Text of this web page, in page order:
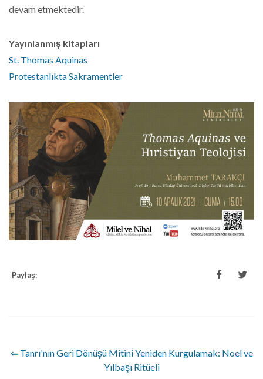
devam etmektedir.
Yayınlanmış kitapları
St. Thomas Aquinas
Protestanlıkta Sakramentler
Paylaş:
⇐ Tanrı'nın Geri Dönüşü Mitini Yeniden Kurgulamak: Noel ve
Yılbaşı Ritüeli